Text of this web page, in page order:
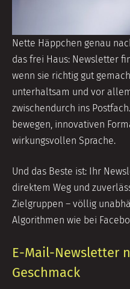
Nette Häppchen genau
das frei Haus: Newsletter
wenn sie richtig gut
unterhaltsam und vor
zwischendurch ins
bewegen, innovativen
wirkungsvollen Sprache.
Und das Beste ist: Ihr
direktem Weg und
Zielgruppen – völlig
Algorithmen wie bei
E-Mail-Newsletter
Geschmack